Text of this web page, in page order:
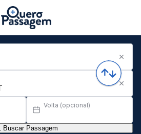
Volta (opcional)
Buscar Passagem